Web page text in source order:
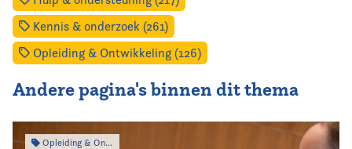
Kennis & onderzoek (261)
Opleiding & Ontwikkeling (126)
Andere pagina's binnen dit thema
Opleiding & Ontwikkeling